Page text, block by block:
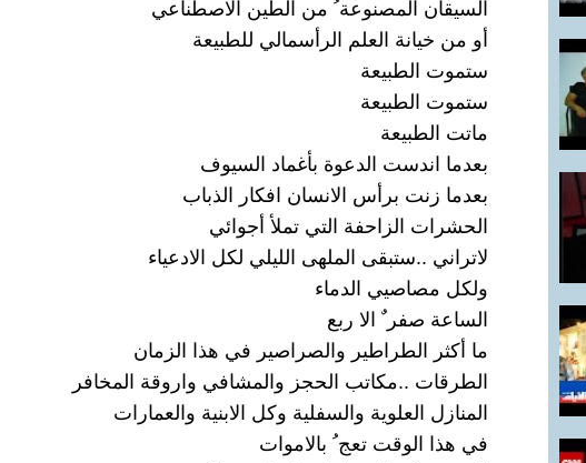
السيقان المصنوعة ُ من الطين الاصطناعي
أو من خيانة العلم الرأسمالي للطبيعة
ستموت الطبيعة
ستموت الطبيعة
ماتت الطبيعة
بعدما اندست الدعوة بأغماد السيوف
بعدما زنت برأس الانسان افكار الذباب
الحشرات الزاحفة التي تملأ أجوائي
لاتراني ..ستبقى الملهى الليلي لكل الادعياء
ولكل مصاصيي الدماء
الساعة صفر ٌ الا ربع
ما أكثر الطراطير والصراصير في هذا الزمان
الطرقات ..مكاتب الحجز والمشافي واروقة المخافر
المنازل العلوية والسفلية وكل الابنية والعمارات
في هذا الوقت تعج ُ بالاموات